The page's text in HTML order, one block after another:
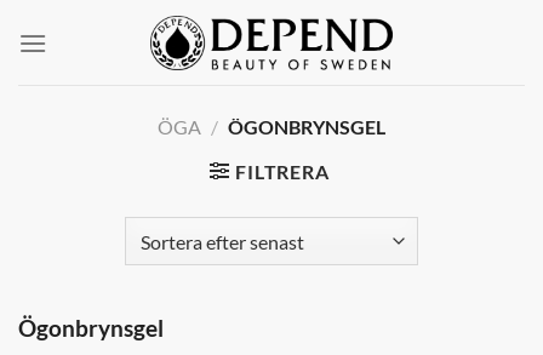
ÖGA / ÖGONBRYNSGEL
FILTRERA
Ögonbrynsgel